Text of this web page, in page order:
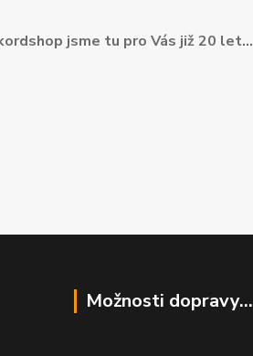
jsme tu pro Vás již 20 let...
Možnosti dopravy...